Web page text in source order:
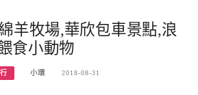
羊牧場,華欣包車景點,浪
食小動物
小環 2018-08-31